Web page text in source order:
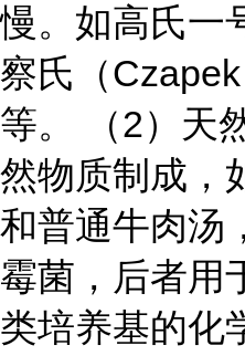
慢。如高氏一
察氏（
等。
（2）天
然物质制成，
和普通牛肉汤
霉菌，后者用
类培养基的化